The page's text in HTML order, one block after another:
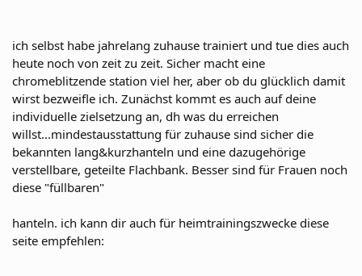
ich selbst habe jahrelang zuhause trainiert und tue dies auch
heute noch von zeit zu zeit. Sicher macht eine
chromeblitzende station viel her, aber ob du glücklich damit
wirst bezweifle ich. Zunächst kommt es auch auf deine
individuelle zielsetzung an, dh was du erreichen
willst...mindestausstattung für zuhause sind sicher die
bekannten lang&kurzhanteln und eine dazugehörige
verstellbare, geteilte Flachbank. Besser sind für Frauen noch
diese "füllbaren"
hanteln. ich kann dir auch für heimtrainingszwecke diese
seite empfehlen: